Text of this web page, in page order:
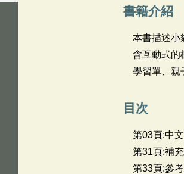
書籍介紹
本書描述小
含互動式的
學習單、親
目次
第03頁:中
第31頁:補
第33頁:參